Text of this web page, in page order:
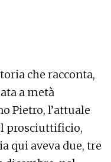
che racconta,
a metà
Pietro, l’attuale
prosciuttificio,
qui aveva due, tre